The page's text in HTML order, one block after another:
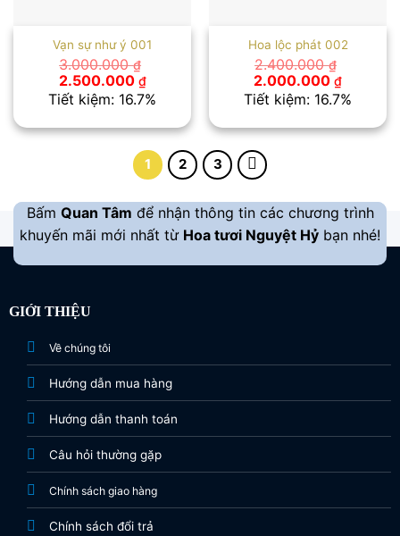
Vạn sự như ý 001
3.000.000₫
Giá
gốc
là:
2.500.000 ₫Giá
hiện
tại
2.500.000 ₫.
Tiết kiệm: 16.7%
Hoa lộc phát 002
2.400.000₫
Giá
gốc
là:
2.000.000 ₫Giá
hiện
tại
Tiết kiệm: 16.7%
1 2 3
Bấm Quan Tâm để nhận thông tin các chương trình
khuyến mãi mới nhất từ Hoa tươi Nguyệt Hỷ bạn nhé!
GIỚI THIỆU
Về chúng tôi
Hướng dẫn mua hàng
Hướng dẫn thanh toán
Câu hỏi thường gặp
Chính sách giao hàng
Chính sách đổi trả